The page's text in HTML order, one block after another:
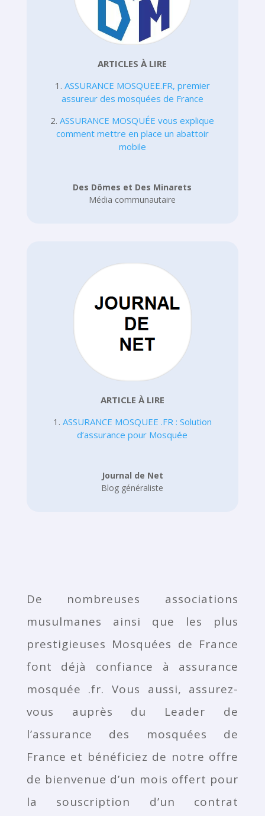
ARTICLES À LIRE
1. ASSURANCE MOSQUEE.FR, premier
assureur des mosquées de France
2.ASSURANCE MOSQUÉE vous explique
comment mettre en place un abattoir
mobile
Des Dômes et Des Minarets
Média communautaire
ARTICLE À LIRE
1. ASSURANCE MOSQUEE .FR : Solution
d’assurance pour Mosquée
Journal de Net
Blog généraliste
De nombreuses associations
musulmanes ainsi que les plus
prestigieuses Mosquées de France
font déjà confiance à assurance
mosquée .fr. Vous aussi, assurez-
vous auprès du Leader de
l’assurance des mosquées de
France et bénéficiez de notre offre
de bienvenue d’un mois offert pour
la souscription d’un contrat